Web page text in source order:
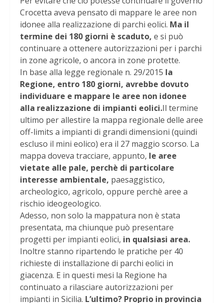
Crocetta aveva pensato di mappare le aree non
idonee alla realizzazione di parchi eolici. Ma il
termine dei 180 giorni è scaduto, e si può
continuare a ottenere autorizzazioni per i parchi
in zone agricole, o ancora in zone protette.
In base alla legge regionale n. 29/2015 la
Regione, entro 180 giorni, avrebbe dovuto
individuare e mappare le aree non idonee
alla realizzazione di impianti eolici.Il termine
ultimo per allestire la mappa regionale delle aree
off-limits a impianti di grandi dimensioni (quindi
escluso il mini eolico) era il 27 maggio scorso. La
mappa doveva tracciare, appunto, le aree
vietate alle pale, perchè di particolare
interesse ambientale, paesaggistico,
archeologico, agricolo, oppure perchè aree a
rischio ideogeologico.
Adesso, non solo la mappatura non è stata
presentata, ma chiunque può presentare
progetti per impianti eolici, in qualsiasi area.
Inoltre stanno ripartendo le pratiche per 40
richieste di installazione di parchi eolici in
giacenza. E in questi mesi la Regione ha
continuato a rilasciare autorizzazioni per
impianti in Sicilia. L’ultimo? Proprio in provincia